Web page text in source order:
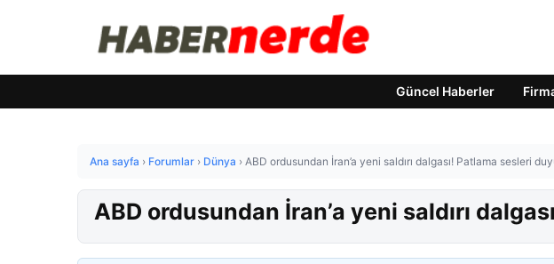
Güncel Haberler
Ana sayfa › Forumlar › Dünya › ABD ordusundan İran’a yeni saldırı dalgası! Patlama sesleri
ABD ordusundan İran’a yeni saldırı